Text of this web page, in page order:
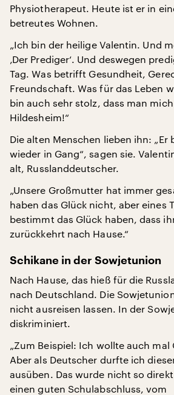
Physiotherapeut. Heute ist er in
betreutes Wohnen.
„Ich bin der heilige Valentin. Und
‚Der Prediger‘. Und deswegen
Tag. Was betrifft Gesundheit,
Freundschaft. Was für das Leben
bin auch sehr stolz, dass man
Hildesheim!“
Die alten Menschen lieben ihn: „Er
wieder in Gang“, sagen sie.
alt, Russlanddeutscher.
„Unsere Großmutter hat immer
haben das Glück nicht, aber eines
bestimmt das Glück haben, dass
zurückkehrt nach Hause.“
Schikane in der Sowjetunion
Nach Hause, das hieß für die
nach Deutschland. Die
nicht ausreisen lassen. In der
diskriminiert.
„Zum Beispiel: Ich wollte auch
Aber als Deutscher durfte ich
ausüben. Das wurde nicht so
einen guten Schulabschluss, vom